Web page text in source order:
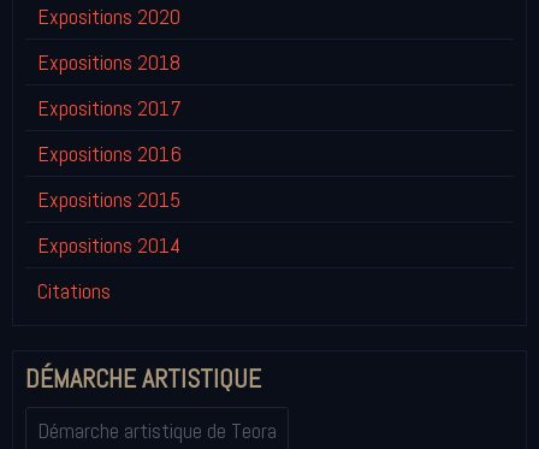
Expositions 2020
Expositions 2018
Expositions 2017
Expositions 2016
Expositions 2015
Expositions 2014
Citations
DÉMARCHE ARTISTIQUE
Démarche artistique de Teora